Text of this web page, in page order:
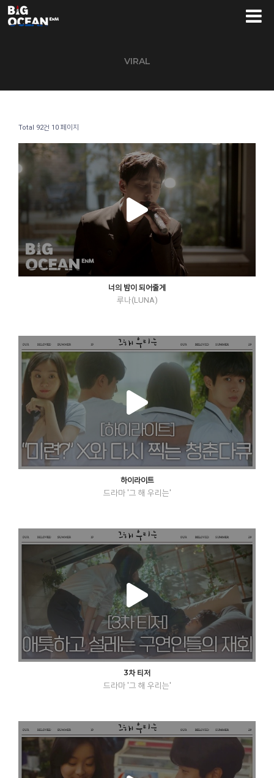
VIRAL
Total 92건 10 페이지
너의 밤이 되어줄게
루나(LUNA)
하이라이트
드라마 '그 해 우리는'
3차 티저
드라마 '그 해 우리는'